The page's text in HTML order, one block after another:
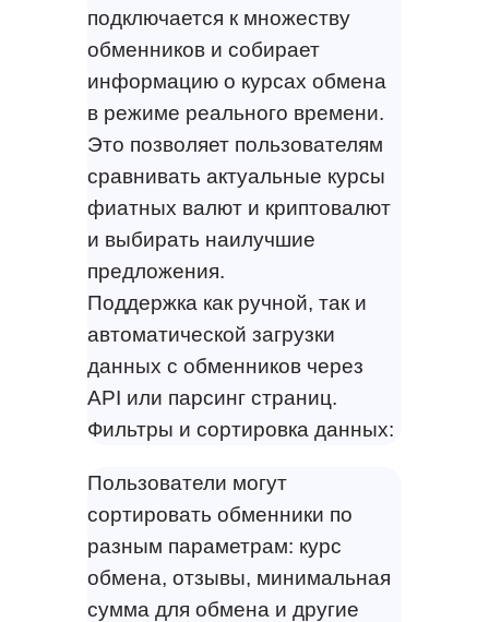
подключается к множеству
обменников и собирает
информацию о курсах обмена
в режиме реального времени.
Это позволяет пользователям
сравнивать актуальные курсы
фиатных валют и криптовалют
и выбирать наилучшие
предложения.
Поддержка как ручной, так и
автоматической загрузки
данных с обменников через
API или парсинг страниц.
Фильтры и сортировка данных:
Пользователи могут
сортировать обменники по
разным параметрам: курс
обмена, отзывы, минимальная
сумма для обмена и другие